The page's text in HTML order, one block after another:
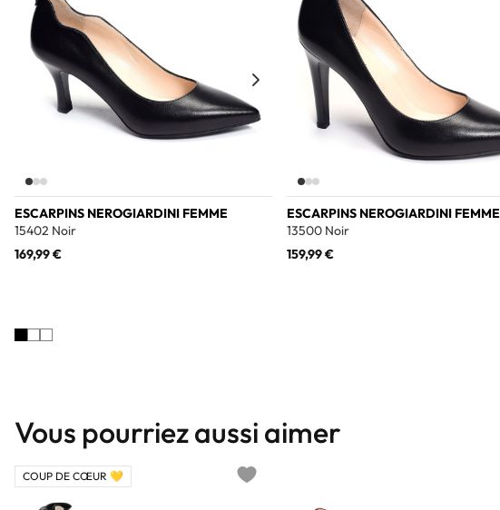
ESCARPINS NEROGIARDINI FEMME
15402 Noir
169,99 €
ESCARPINS NEROGIARDINI FEMME
13500 Noir
159,99 €
Vous pourriez aussi aimer
COUP DE CŒUR 💛